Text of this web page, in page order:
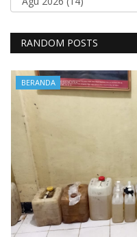
RANDOM POSTS
BERANDA